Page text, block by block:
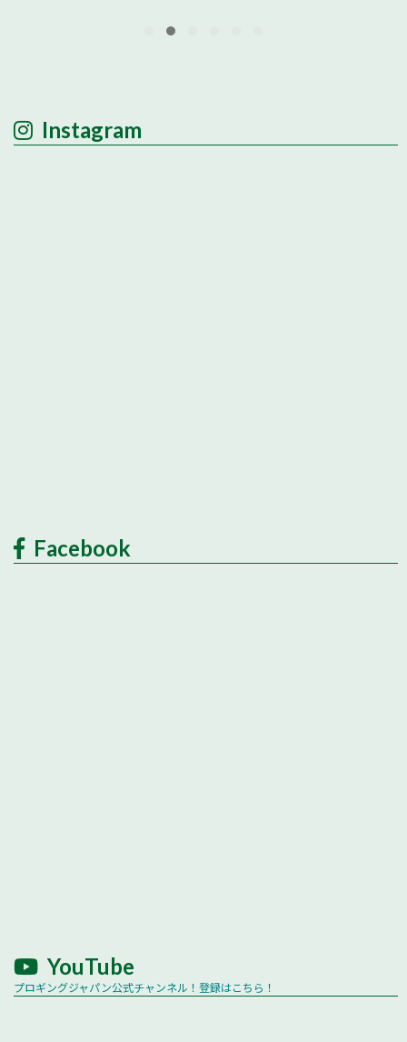
Instagram
Facebook
YouTube
プロギングジャパン公式チャンネル！登録はこちら！